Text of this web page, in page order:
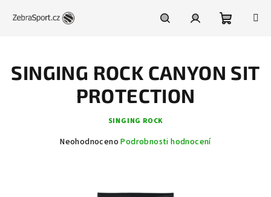
košík
SINGING ROCK CANYON SIT
PROTECTION
SINGING ROCK
Průměrné
Neohodnoceno Podrobnosti hodnocení